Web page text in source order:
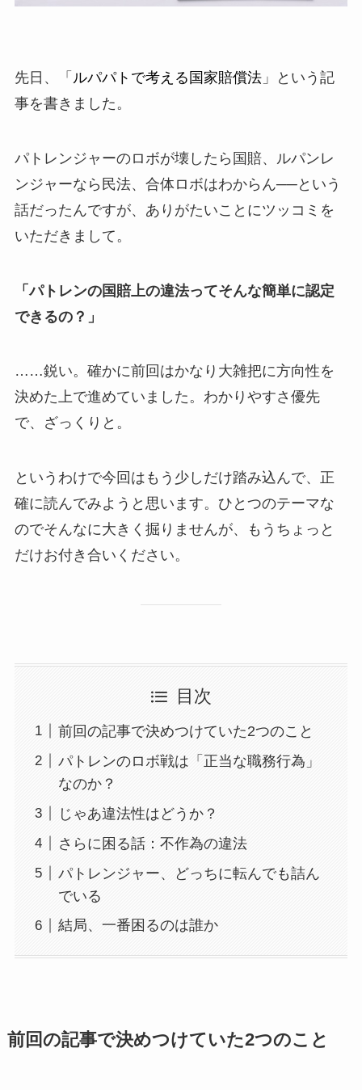
先日、「 ルパパトで考える国家賠償法」という記
事を書きました。
パトレンジャーのロボが壊したら国賠、ルパンレ
ンジャーなら民法、合体ロボはわからん──という
話だったんですが、ありがたいことにツッコミを
いただきまして。
「パトレンの国賠上の違法ってそんな簡単に認定
できるの？」
……鋭い。確かに前回はかなり大雑把に方向性を
決めた上で進めていました。わかりやすさ優先
で、ざっくりと。
というわけで今回はもう少しだけ踏み込んで、正
確に読んでみようと思います。ひとつのテーマな
のでそんなに大きく掘りませんが、もうちょっと
だけお付き合いください。
目次
前回の記事で決めつけていた2つのこと
パトレンのロボ戦は「正当な職務行為」
なのか？
じゃあ違法性はどうか？
さらに困る話：不作為の違法
パトレンジャー、どっちに転んでも詰ん
でいる
結局、一番困るのは誰か
前回の記事で決めつけていた2つのこと